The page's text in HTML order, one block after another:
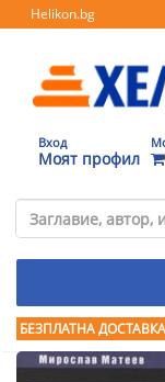
Helikon.bg
Вход
Моят профил
БЕЗПЛАТНА